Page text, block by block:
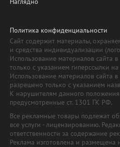
Политика конфиденциальности
Сайт содержит материалы,
и средства индивидуализации
Использование материалов сайта
только с указанием гиперссылки
Использование материалов сайта
разрешено только с указанием
К нарушителям данного
предусмотренные ст. 1301 ГК РФ.
Все рекламные товары подлежат
все услуги - лицензированию.
ответственности за содержание
Реклама изготовлена и размещена